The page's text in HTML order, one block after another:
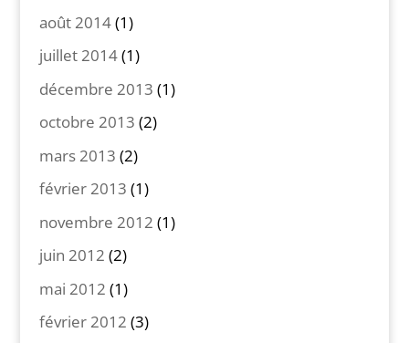
août 2014(1)
juillet 2014(1)
décembre 2013 (1)
octobre 2013 (2)
mars 2013 (2)
février 2013 (1)
novembre 2012 (1)
juin 2012 (2)
mai 2012 (1)
février 2012 (3)